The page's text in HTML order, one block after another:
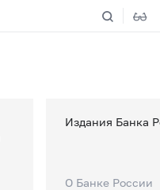
Издания Банка
О Банке России